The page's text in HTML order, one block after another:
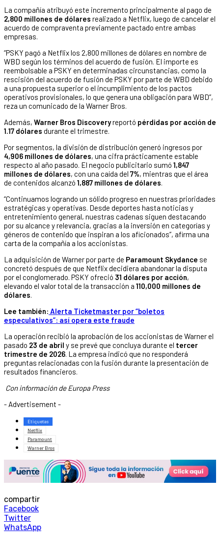
La compañía atribuyó este incremento principalmente al pago de
2,800 millones de dólares realizado a Netflix, luego de cancelar el
acuerdo de compraventa previamente pactado entre ambas
empresas.
“PSKY pagó a Netflix los 2,800 millones de dólares en nombre de
WBD según los términos del acuerdo de fusión. El importe es
reembolsable a PSKY en determinadas circunstancias, como la
rescisión del acuerdo de fusión de PSKY por parte de WBD debido
a una propuesta superior o el incumplimiento de los pactos
operativos provisionales, lo que genera una obligación para WBD”,
reza un comunicado de la Warner Bros.
Además, Warner Bros Discoveryreportó pérdidas por acción de
1.17 dólares durante el trimestre.
Por segmentos, la división de distribución generó ingresos por
4,906 millones de dólares, una cifra prácticamente estable
respecto al año pasado. El negocio publicitario sumó 1,847
millones de dólares, con una caída del 7%, mientras que el área
de contenidos alcanzó 1,887 millones de dólares.
“Continuamos logrando un sólido progreso en nuestras prioridades
estratégicas y operativas. Desde deportes hasta noticias y
entretenimiento general, nuestras cadenas siguen destacando
por su alcance y relevancia, gracias a la inversión en categorías y
géneros de contenido que inspiran a los aficionados”, afirma una
carta de la compañía a los accionistas.
La adquisición de Warner por parte de Paramount Skydance se
concretó después de que Netflix decidiera abandonar la disputa
por el conglomerado. PSKY ofreció 31 dólares por acción,
elevando el valor total de la transacción a 110,000 millones de
dólares.
Lee también: Alerta Ticketmaster por “boletos
especulativos”: así opera este fraude
La operación recibió la aprobación de los accionistas de Warner el
pasado 23 de abril y se prevé que concluya durante el tercer
trimestre de 2026. La empresa indicó que no responderá
preguntas relacionadas con la fusión durante la presentación de
resultados financieros.
Con información de Europa Press
- Advertisement -
Etiquetas
Netflix
Paramount
Warner Bros
compartir
Facebook
Twitter
WhatsApp